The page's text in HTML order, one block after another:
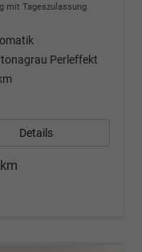
mit Tageszulassung
Perleffekt
Details